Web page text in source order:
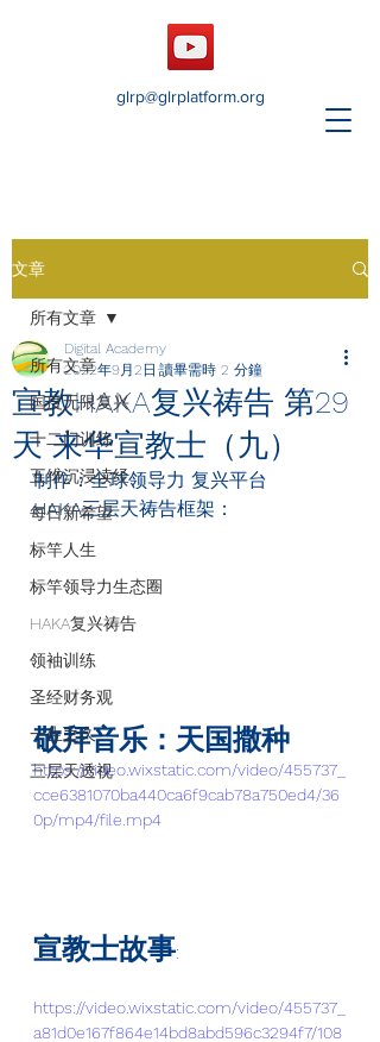
glrp@glrplatform.org
文章
所有文章
国度无限复兴
十二门训练
五维沉浸读经
每日新希望
标竿人生
标竿领导力生态圈
HAKA复兴祷告
领袖训练
圣经财务观
一生之久
三层天透视
所有文章
宣教HAKA复兴祷告 第29
天 来华宣教士（九）
Digital Academy
2022年9月2日 讀畢需時 2 分鐘
制作：全球领导力 复兴平台
HAKA三层天祷告框架：
敬拜音乐：天国撒种
https://video.wixstatic.com/video/455737_
cce6381070ba440ca6f9cab78a750ed4/36
0p/mp4/file.mp4
宣教士故事:
https://video.wixstatic.com/video/455737_
a81d0e167f864e14bd8abd596c3294f7/108